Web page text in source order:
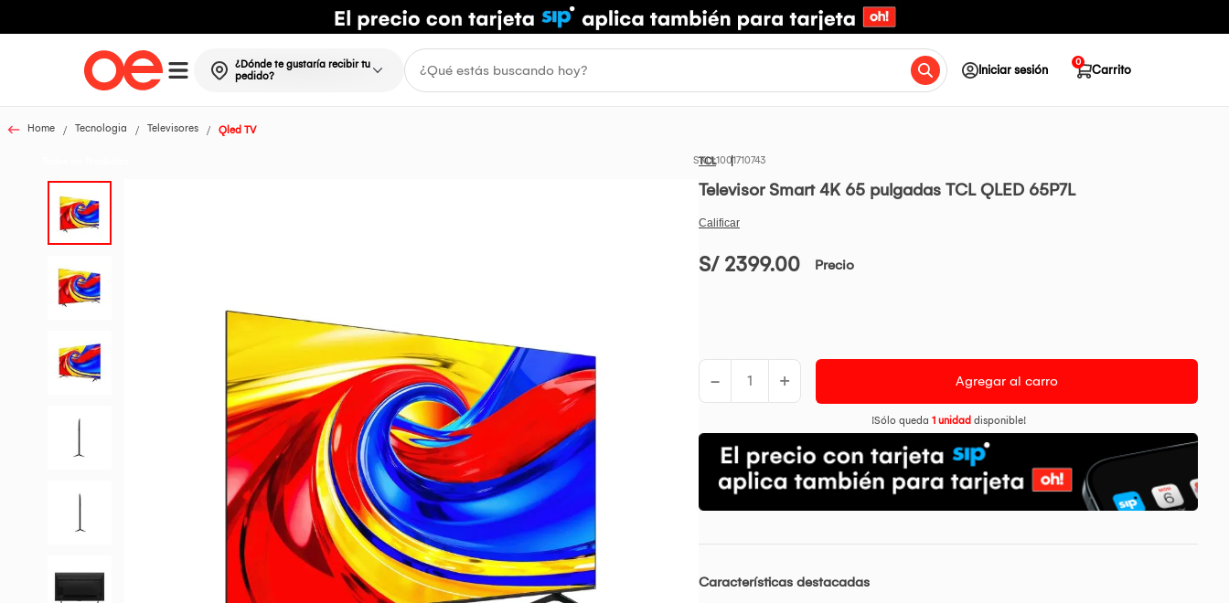
¿Dónde te gustaría recibir tu
pedido?
Iniciar sesión Carrito
0
Home Tecnologia Televisores Qled TV
TCL1001710743
Televisor Smart 4K 65 pulgadas TCL QLED 65P7L
S/ 2399.00 Precio
- + Agregar al carro
¡Sólo queda 1 unidad disponible!
Características destacadas